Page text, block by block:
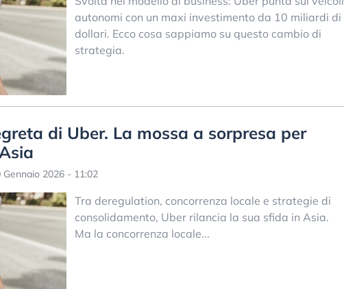
autonomi con un maxi investimento da 10 miliardi di
dollari. Ecco cosa sappiamo su questo cambio di
strategia.
di Uber. La mossa a sorpresa per
Gennaio 2026 - 11:02
Tra deregulation, concorrenza locale e strategie di
consolidamento, Uber rilancia la sua sfida in Asia.
Ma la concorrenza locale...